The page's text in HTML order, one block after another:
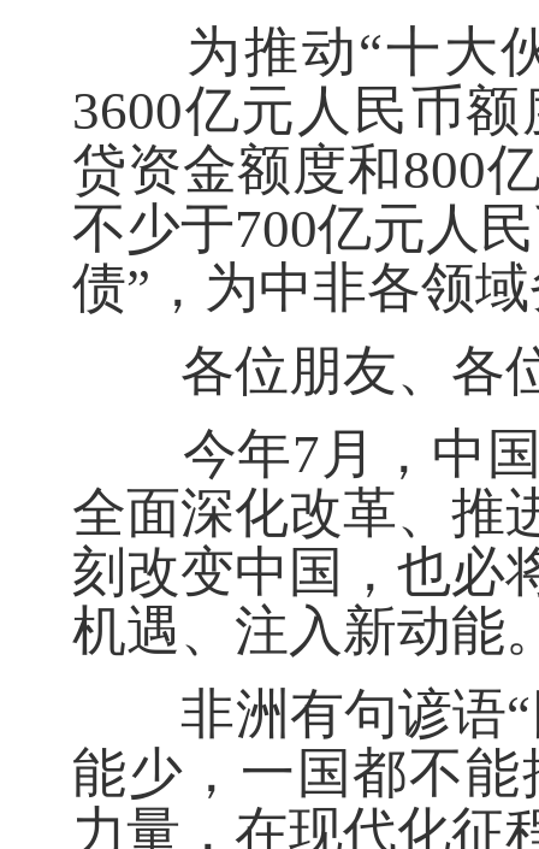
为推动“十大伙
3600亿元人民币
贷资金额度和800
不少于700亿元人
债”，为中非各领
各位朋友、各
今年7月，中国
全面深化改革、推
刻改变中国，也必
机遇、注入新动能
非洲有句谚语“
能少，一国都不
力量，在现代化征